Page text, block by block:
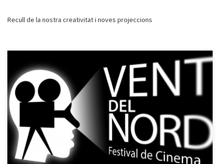
Recull de la nostra creativitat i noves projeccions
Participem al Concurs VENT DEL NORD Participem en el II Concurs de
Curtmetratges dins del III Festival de Cinema i Audiovisual – Vent del
Nord Centres Penitenciaris de Catalunya, a través del Espai Òmnia i el
talent dels nostres participants. […]